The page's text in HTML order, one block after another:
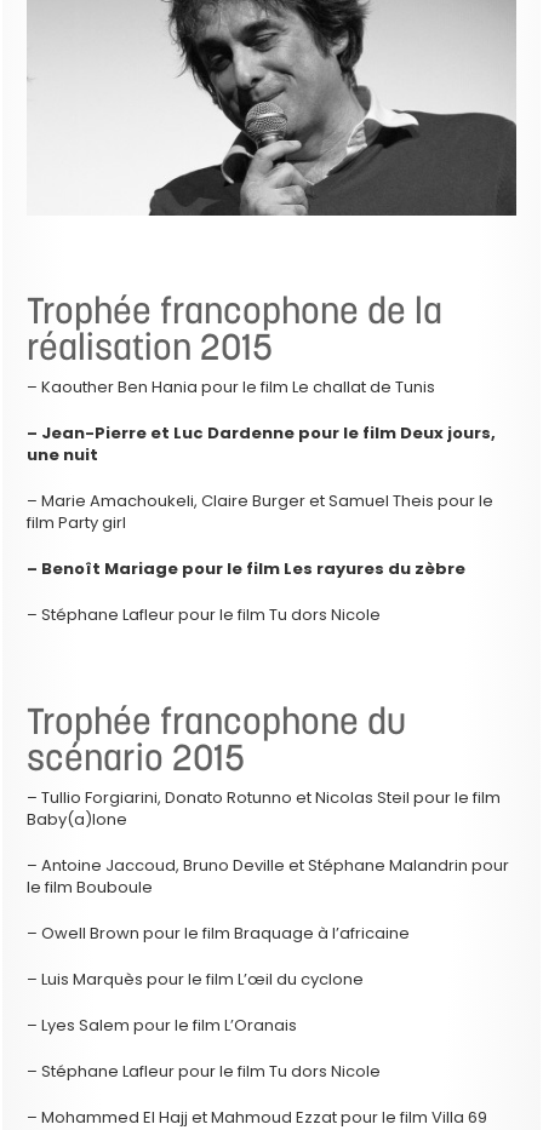
Trophée francophone de la
réalisation 2015
– Kaouther Ben Hania pour le film Le challat de Tunis
– Jean-Pierre et Luc Dardenne pour le film Deux jours,
une nuit
– Marie Amachoukeli, Claire Burger et Samuel Theis pour le
film Party girl
– Benoît Mariage pour le film Les rayures du zèbre
– Stéphane Lafleur pour le film Tu dors Nicole
Trophée francophone du
scénario 2015
– Tullio Forgiarini, Donato Rotunno et Nicolas Steil pour le film
Baby(a)lone
– Antoine Jaccoud, Bruno Deville et Stéphane Malandrin pour
le film Bouboule
– Owell Brown pour le film Braquage à l’africaine
– Luis Marquès pour le film L’œil du cyclone
– Lyes Salem pour le film L’Oranais
– Stéphane Lafleur pour le film Tu dors Nicole
– Mohammed El Hajj et Mahmoud Ezzat pour le film Villa 69